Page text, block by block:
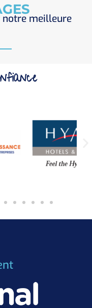
meilleure